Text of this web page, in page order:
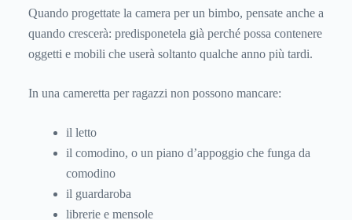
Quando progettate la camera per un bimbo, pensate anche a
quando crescerà: predisponetela già perché possa contenere
oggetti e mobili che userà soltanto qualche anno più tardi.
In una cameretta per ragazzi non possono mancare:
il letto
il comodino, o un piano d’appoggio che funga da
comodino
il guardaroba
librerie e mensole